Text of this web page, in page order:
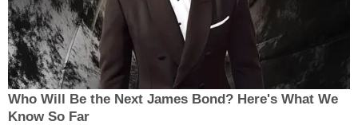
Who Will Be the Next James Bond? Here's What We
Know So Far